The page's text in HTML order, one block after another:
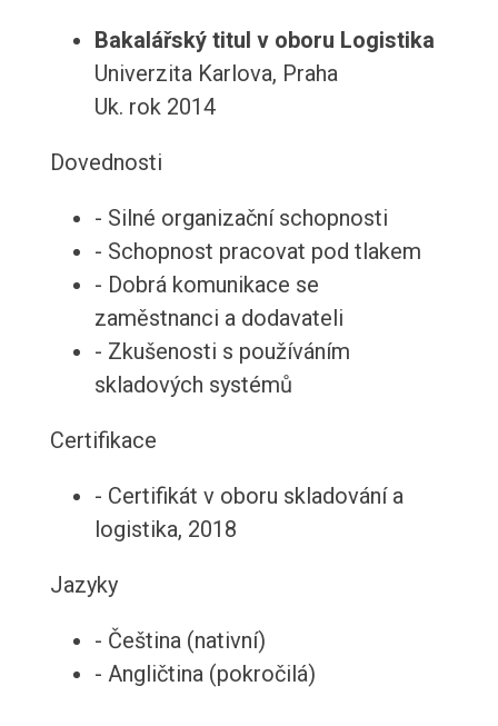
Bakalářský titul v oboru Logistika
Univerzita Karlova, Praha
Uk. rok 2014
Dovednosti
- Silné organizační schopnosti
- Schopnost pracovat pod tlakem
- Dobrá komunikace se
zaměstnanci a dodavateli
- Zkušenosti s používáním
skladových systémů
Certifikace
- Certifikát v oboru skladování a
logistika, 2018
Jazyky
- Čeština (nativní)
- Angličtina (pokročilá)